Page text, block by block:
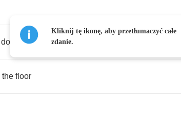
door
the floor
Kliknij tę ikonę, aby przetłumaczyć całe
zdanie.